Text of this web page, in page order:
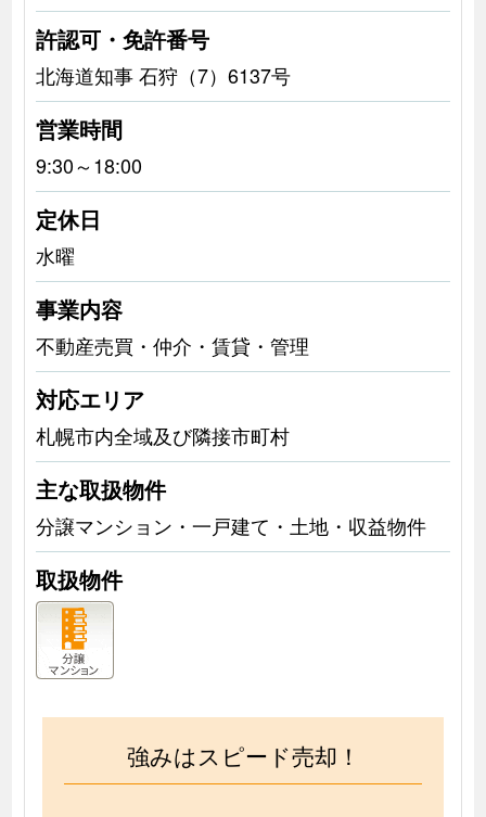
許認可・免許番号
北海道知事 石狩（7）6137号
営業時間
9:30～18:00
定休日
水曜
事業内容
不動産売買・仲介・賃貸・管理
対応エリア
札幌市内全域及び隣接市町村
主な取扱物件
分譲マンション・一戸建て・土地・収益物件
取扱物件
強みはスピード売却！